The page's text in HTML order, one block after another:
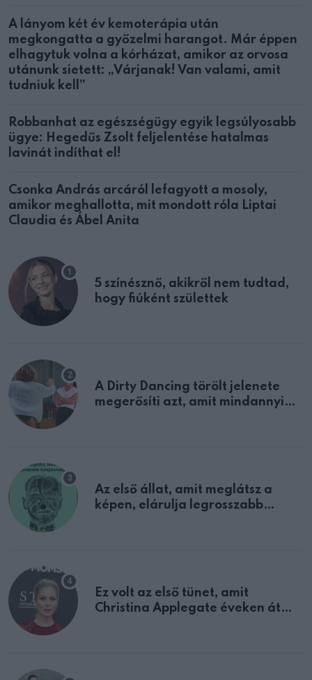
A lányom két év kemoterápia után
megkongatta a győzelmi harangot. Már éppen
elhagytuk volna a kórházat, amikor az orvosa
utánunk sietett: „Várjanak! Van valami, amit
tudniuk kell”
Robbanhat az egészségügy egyik legsúlyosabb
ügye: Hegedűs Zsolt feljelentése hatalmas
lavinát indíthat el!
Csonka András arcáról lefagyott a mosoly,
amikor meghallotta, mit mondott róla Liptai
Claudia és Ábel Anita
5 színésznő, akikről nem tudtad,
hogy fiúként születtek
A Dirty Dancing törölt jelenete
megerősíti azt, amit mindannyian
Az első állat, amit meglátsz a
képen, elárulja legrosszabb
Ez volt az első tünet, amit
Christina Applegate éveken át